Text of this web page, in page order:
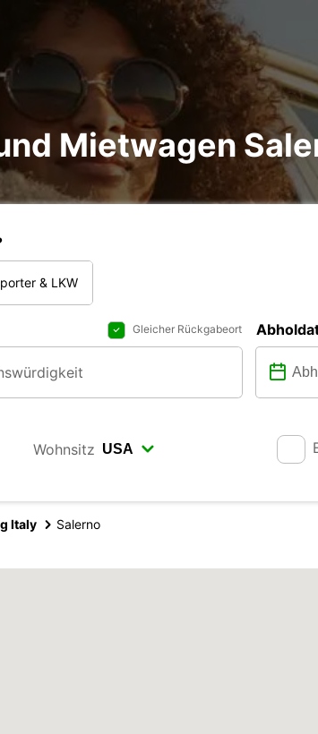
Mietwagen
& LKW
Gleicher Rückgabeort
Wohnsitz
Italy Salerno